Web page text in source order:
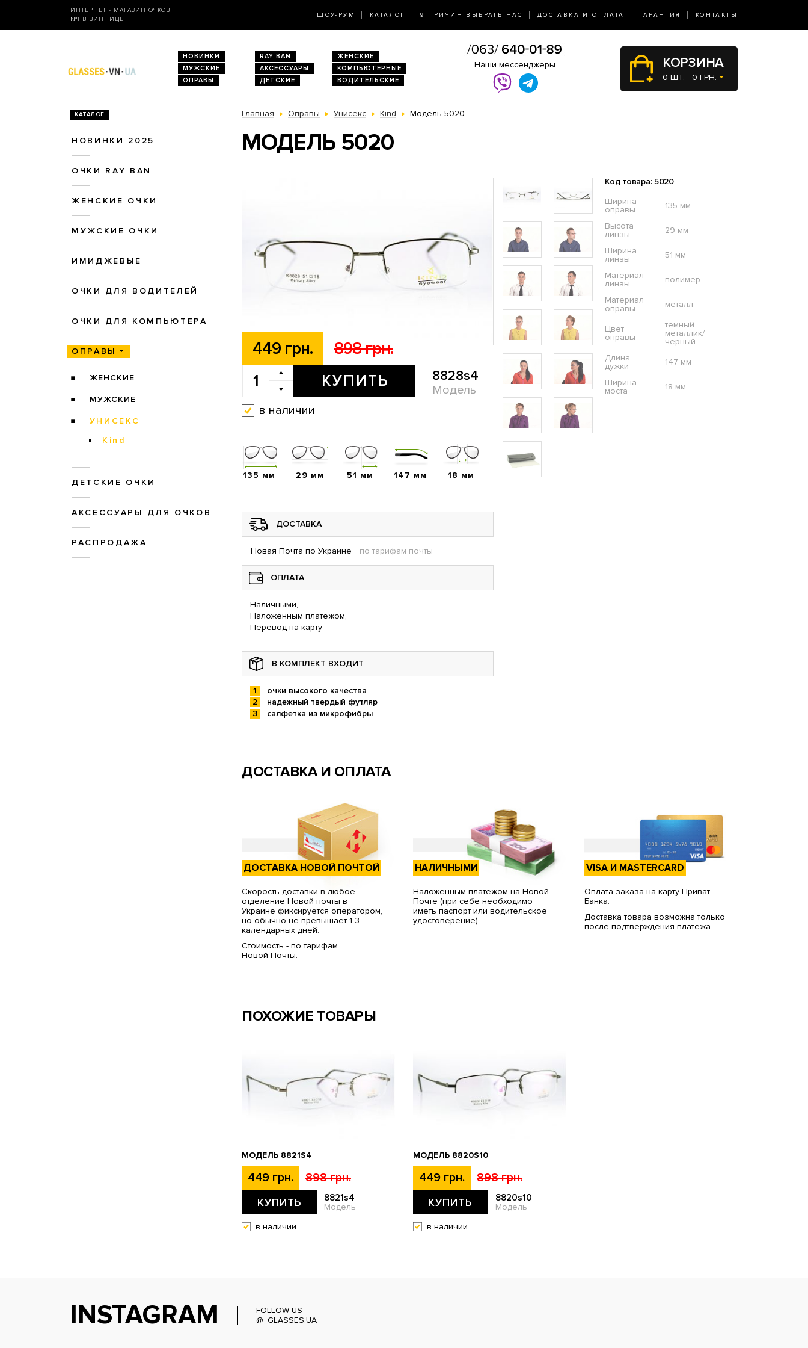
ИНТЕРНЕТ - МАГАЗИН ОЧКОВ
№1 В ВИННИЦЕ
ШОУ-РУМ КАТАЛОГ 9 ПРИЧИН ВЫБРАТЬ НАС ДОСТАВКА И ОПЛАТА ГАРАНТИЯ КОНТАКТЫ
НОВИНКИ RAY BAN
ЖЕНСКИЕ
МУЖСКИЕ
АКСЕССУАРЫ
КОМПЬЮТЕРНЫЕ
ОПРАВЫ
ДЕТСКИЕ ВОДИТЕЛЬСКИЕ
Наши мессенджеры КОРЗИНА
0 ШТ. - 0 ГРН.
КАТАЛОГ
НОВИНКИ 2025
ОЧКИ RAY BAN
ЖЕНСКИЕ ОЧКИ
МУЖСКИЕ ОЧКИ
ИМИДЖЕВЫЕ
ОЧКИ ДЛЯ ВОДИТЕЛЕЙ
ОЧКИ ДЛЯ КОМПЬЮТЕРА
ОПРАВЫ
ЖЕНСКИЕ
МУЖСКИЕ
УНИСЕКС
Kind
ДЕТСКИЕ ОЧКИ
АКСЕССУАРЫ ДЛЯ ОЧКОВ
РАСПРОДАЖА
Главная Оправы Унисекс Kind Модель 5020
МОДЕЛЬ 5020
449 грн. 898 грн.
КУПИТЬ 8828s4
Модель
в наличии
Код товара: 5020
Ширина
оправы
135 мм
Высота
линзы
29 мм
Ширина
линзы
51 мм
Материал
линзы
полимер
Материал
оправы
металл
Цвет
оправы
темный
металлик/
черный
Длина
дужки
147 мм
Ширина
моста
18 мм
135 мм 29 мм 51 мм 147 мм 18 мм
ДОСТАВКА
Новая Почта по Украине по тарифам почты
ОПЛАТА
Наличными,
Наложенным платежом,
Перевод на карту
В КОМПЛЕКТ ВХОДИТ
очки высокого качества
надежный твердый футляр
салфетка из микрофибры
ДОСТАВКА И ОПЛАТА
ДОСТАВКА НОВОЙ ПОЧТОЙ
Скорость доставки в любое
отделение Новой почты в
Украине фиксируется оператором,
но обычно не превышает 1-3
календарных дней.
Стоимость - по тарифам
Новой Почты.
НАЛИЧНЫМИ
Наложенным платежом на Новой
Почте (при себе необходимо
иметь паспорт или водительское
удостоверение)
VISA И MASTERCARD
Оплата заказа на карту Приват
Банка.
Доставка товара возможна только
после подтверждения платежа.
ПОХОЖИЕ ТОВАРЫ
МОДЕЛЬ 8821S4
449 грн. 898 грн.
КУПИТЬ 8821s4
Модель
в наличии
МОДЕЛЬ 8820S10
449 грн. 898 грн.
КУПИТЬ 8820s10
Модель
в наличии
INSTAGRAM
FOLLOW US
@_GLASSES.UA_